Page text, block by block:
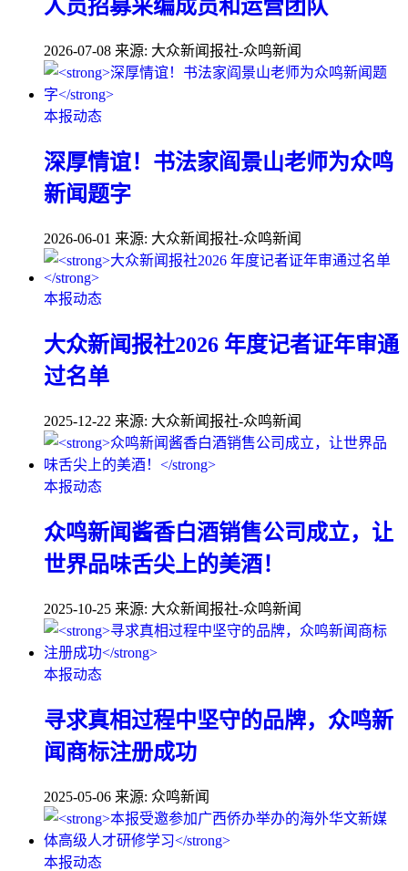
人员招募采编成员和运营团队
2026-07-08 来源: 大众新闻报社-众鸣新闻
本报动态
深厚情谊！书法家阎景山老师为众鸣
新闻题字
2026-06-01 来源: 大众新闻报社-众鸣新闻
本报动态
大众新闻报社2026 年度记者证年审通
过名单
2025-12-22 来源: 大众新闻报社-众鸣新闻
本报动态
众鸣新闻酱香白酒销售公司成立，让
世界品味舌尖上的美酒！
2025-10-25 来源: 大众新闻报社-众鸣新闻
本报动态
寻求真相过程中坚守的品牌，众鸣新
闻商标注册成功
2025-05-06 来源: 众鸣新闻
本报动态